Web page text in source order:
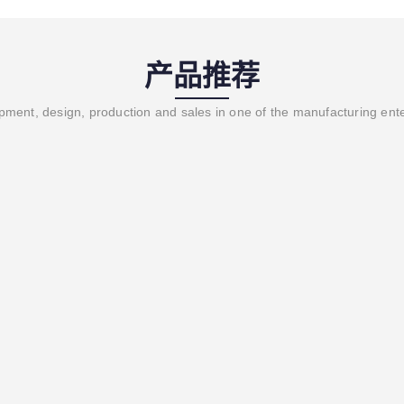
产品推荐
design, production and sales in one of the manufacturing